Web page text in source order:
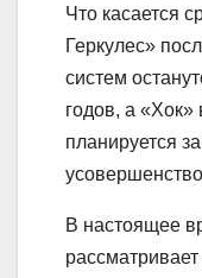
Что касается
Геркулес»
систем
годов, а
планируется
В настоящее